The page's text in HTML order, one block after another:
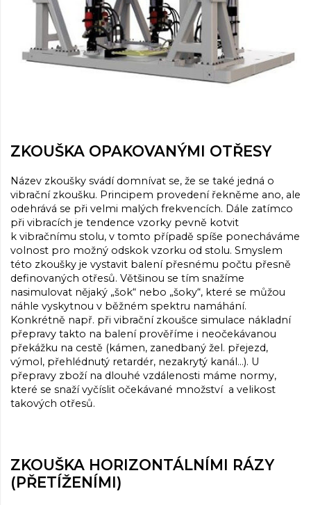
ZKOUŠKA OPAKOVANÝMI OTŘESY
Název zkoušky svádí domnívat se, že se také jedná o
vibrační zkoušku. Principem provedení řekněme ano, ale
odehrává se při velmi malých frekvencích. Dále zatímco
při vibracích je tendence vzorky pevně kotvit
k vibračnímu stolu, v tomto případě spíše ponecháváme
volnost pro možný odskok vzorku od stolu. Smyslem
této zkoušky je vystavit balení přesnému počtu přesně
definovaných otřesů. Většinou se tím snažíme
nasimulovat nějaký „šok“ nebo „šoky“, které se můžou
náhle vyskytnou v běžném spektru namáhání.
Konkrétně např. při vibrační zkoušce simulace nákladní
přepravy takto na balení prověříme i neočekávanou
překážku na cestě (kámen, zanedbaný žel. přejezd,
výmol, přehlédnutý retardér, nezakrytý kanál…). U
přepravy zboží na dlouhé vzdálenosti máme normy,
které se snaží vyčíslit očekávané množství a velikost
takových otřesů.
ZKOUŠKA HORIZONTÁLNÍMI RÁZY
(PŘETÍŽENÍMI)